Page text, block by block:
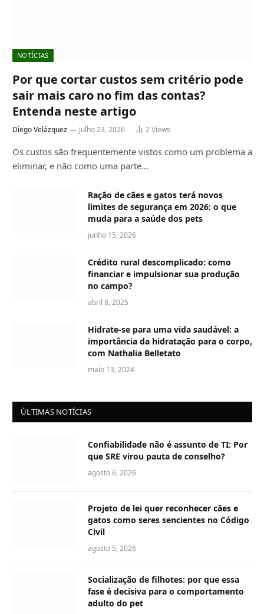
NOTÍCIAS
Por que cortar custos sem critério pode
sair mais caro no fim das contas?
Entenda neste artigo
Diego Velázquez julho 23, 2026 2Views
Os custos são frequentemente vistos como um problema a
eliminar, e não como uma parte…
Ração de cães e gatos terá novos
limites de segurança em 2026: o que
muda para a saúde dos pets
junho 15, 2026
Crédito rural descomplicado: como
financiar e impulsionar sua produção
no campo?
abril 8, 2025
Hidrate-se para uma vida saudável: a
importância da hidratação para o corpo,
com Nathalia Belletato
maio 13, 2024
ÚLTIMAS NOTÍCIAS
Confiabilidade não é assunto de TI: Por
que SRE virou pauta de conselho?
agosto 6, 2026
Projeto de lei quer reconhecer cães e
gatos como seres sencientes no Código
Civil
agosto 5, 2026
Socialização de filhotes: por que essa
fase é decisiva para o comportamento
adulto do pet